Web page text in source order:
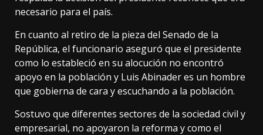
necesario para el país.
En cuanto al retiro de la pieza del Senado de la
República, el funcionario aseguró que el presidente
como lo estableció en su alocución no encontró
apoyo en la población y Luis Abinader es un hombre
que gobierna de cara y escuchando a la población.
Sostuvo que diferentes sectores de la sociedad civil y
empresarial, no apoyaron la reforma y como el